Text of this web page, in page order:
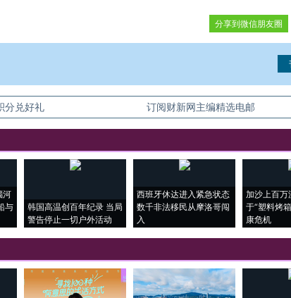
分享到微信朋友圈
右侧按钮，提交相关信息。经确认即可刊登转载。
分兑好礼 订阅财新网主编精选电邮
河
与
韩国高温创百年纪录 当局
警告停止一切户外活动
西班牙休达进入紧急状态
数千非法移民从摩洛哥闯
入
加沙上百万
于“塑料烤
康危机